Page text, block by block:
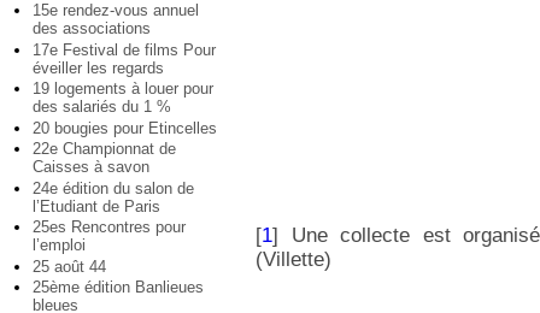
15e rendez-vous annuel
des associations
17e Festival de films Pour
éveiller les regards
19 logements à louer pour
des salariés du 1 %
20 bougies pour Etincelles
22e Championnat de
Caisses à savon
24e édition du salon de
l’Etudiant de Paris
25es Rencontres pour
l’emploi
25 août 44
25ème édition Banlieues
bleues
[1] Une collecte est
(Villette)